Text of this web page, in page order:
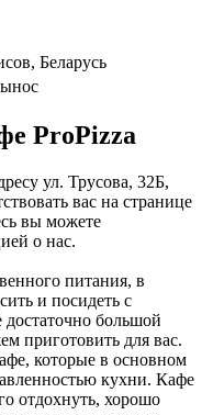
Беларусь
ProPizza
ул. Трусова, 32Б,
вас на странице
вы можете
о нас.
питания, в
и посидеть с
большой
приготовить для вас.
которые в основном
кухни. Кафе
отдохнуть, хорошо